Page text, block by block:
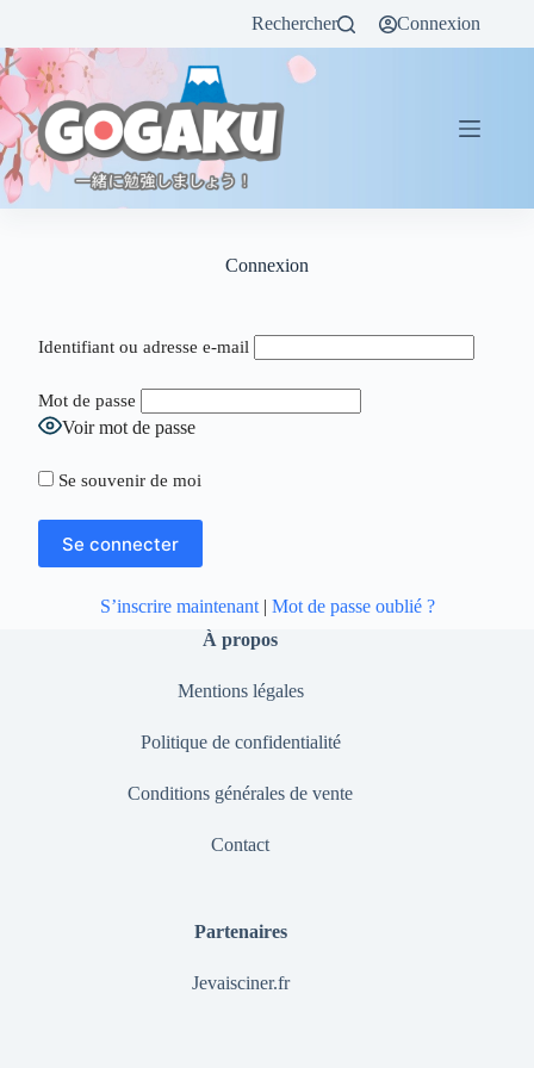
Rechercher Connexion
Connexion
Identifiant ou adresse e-mail
Mot de passe
Voir mot de passe
Se souvenir de moi
S’inscrire maintenant| Mot de passe oublié ?
À propos
Mentions légales
Politique de confidentialité
Conditions générales de vente
Contact
Partenaires
Jevaisciner.fr